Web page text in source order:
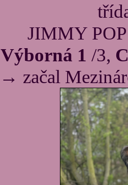
JIMMY
Výborná 1 /3,
→ začal